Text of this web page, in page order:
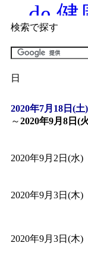
de 健
「子
間
「皆
「子
検索で探す
日
2020年7月18日(土)
～2020年9月8日(
2020年9月2日(水)
2020年9月3日(木)
2020年9月3日(木)